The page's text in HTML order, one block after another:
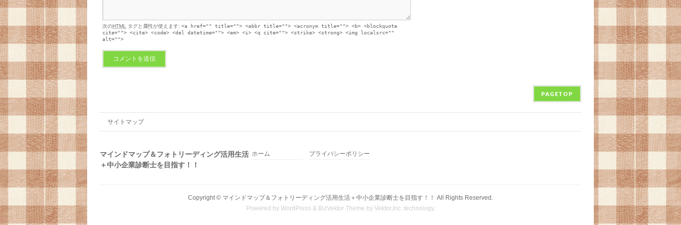
次のHTML タグと属性が使えます: <a href="" title=""> <abbr title=""> <acronym title=""> <b> <blockquote
cite=""> <cite> <code> <del datetime=""> <em> <i> <q cite=""> <strike> <strong> <img localsrc=""
alt="">
PAGETOP
サイトマップ
マインドマップ＆フォトリーディング活用生活
＋中小企業診断士を目指す！！
ホーム プライバシーポリシー
Copyright © マインドマップ＆フォトリーディング活用生活＋中小企業診断士を目指す！！ All Rights Reserved.
Powered by WordPress & BizVektor Theme by Vektor,Inc. technology.